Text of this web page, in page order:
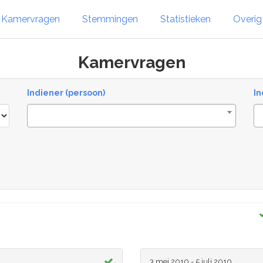
Kamervragen Stemmingen Statistieken
Kamervragen
Indiener (persoon)